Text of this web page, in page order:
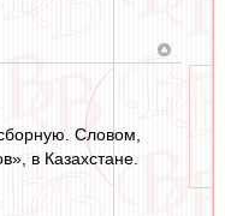
Словом,
в Казахстане.